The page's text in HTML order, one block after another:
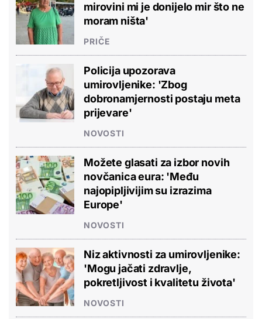
mirovini mi je donijelo mir što ne
moram ništa'
PRIČE
Policija upozorava
umirovljenike: 'Zbog
dobronamjernosti postaju meta
prijevare'
NOVOSTI
Možete glasati za izbor novih
novčanica eura: 'Među
najopipljivijim su izrazima
Europe'
NOVOSTI
Niz aktivnosti za umirovljenike:
'Mogu jačati zdravlje,
pokretljivost i kvalitetu života'
NOVOSTI